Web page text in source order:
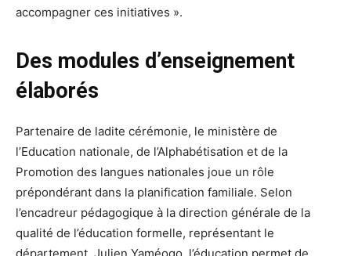
accompagner ces initiatives ».
Des modules d’enseignement
élaborés
Partenaire de ladite cérémonie, le ministère de
l’Education nationale, de l’Alphabétisation et de la
Promotion des langues nationales joue un rôle
prépondérant dans la planification familiale. Selon
l’encadreur pédagogique à la direction générale de la
qualité de l’éducation formelle, représentant le
département, Julien Yaméogo, l’éducation permet de